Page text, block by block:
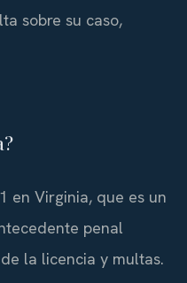
sobre su caso,
en Virginia, que es un
penal
la licencia y multas.